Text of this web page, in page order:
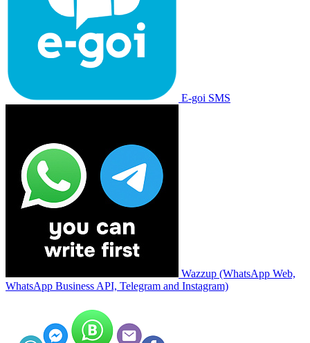
E-goi SMS
Wazzup (WhatsApp Web,
WhatsApp Business API, Telegram and Instagram)